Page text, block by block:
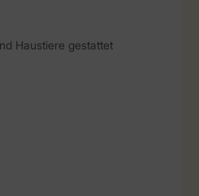
Haustiere gestattet